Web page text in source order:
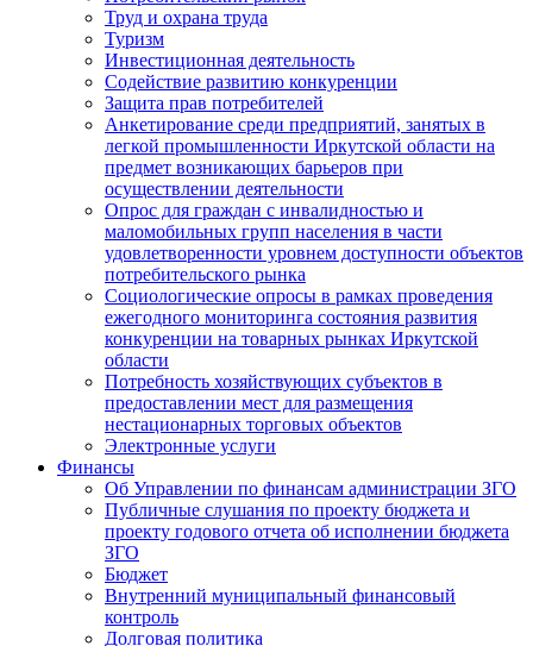
Труд и охрана труда
Туризм
Инвестиционная деятельность
Содействие развитию конкуренции
Защита прав потребителей
Анкетирование среди предприятий, занятых в
легкой промышленности Иркутской области на
предмет возникающих барьеров при
осуществлении деятельности
Опрос для граждан с инвалидностью и
маломобильных групп населения в части
удовлетворенности уровнем доступности объектов
потребительского рынка
Социологические опросы в рамках проведения
ежегодного мониторинга состояния развития
конкуренции на товарных рынках Иркутской
области
Потребность хозяйствующих субъектов в
предоставлении мест для размещения
нестационарных торговых объектов
Электронные услуги
Финансы
Об Управлении по финансам администрации ЗГО
Публичные слушания по проекту бюджета и
проекту годового отчета об исполнении бюджета
ЗГО
Бюджет
Внутренний муниципальный финансовый
контроль
Долговая политика